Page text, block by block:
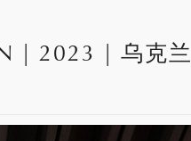
| 2023 | 乌克兰